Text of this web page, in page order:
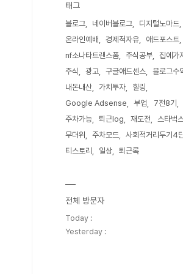
태그
블로그 네이버블로그
디지털노마드
온라인예배
경제적자유
애드포스트
nf소나타트랜스폼
주식공부
집에가
주식
광고 구글애드센스
블로그수
내돈내산
가치투자
힐링
Google Adsense
부업 7전8기
주차가능
퇴근log 재도전
스타벅
무더위
주차모드
사회적거리두기4
티스토리
일상 퇴근록
전체 방문자
Today :
Yesterday :